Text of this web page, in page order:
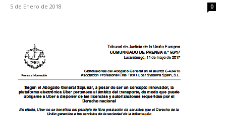
5 de Enero de 2018 0